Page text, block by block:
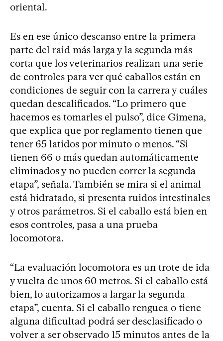
oriental.
Es en ese único descanso entre la primera
parte del raid más larga y la segunda más
corta que los veterinarios realizan una serie
de controles para ver qué caballos están en
condiciones de seguir con la carrera y cuáles
quedan descalificados. “Lo primero que
hacemos es tomarles el pulso”, dice Gimena,
que explica que por reglamento tienen que
tener 65 latidos por minuto o menos. “Si
tienen 66 o más quedan automáticamente
eliminados y no pueden correr la segunda
etapa”, señala. También se mira si el animal
está hidratado, si presenta ruidos intestinales
y otros parámetros. Si el caballo está bien en
esos controles, pasa a una prueba
locomotora.
“La evaluación locomotora es un trote de ida
y vuelta de unos 60 metros. Si el caballo está
bien, lo autorizamos a largar la segunda
etapa”, cuenta. Si el caballo renguea o tiene
alguna dificultad podrá ser desclasificado o
volver a ser observado 15 minutos antes de la